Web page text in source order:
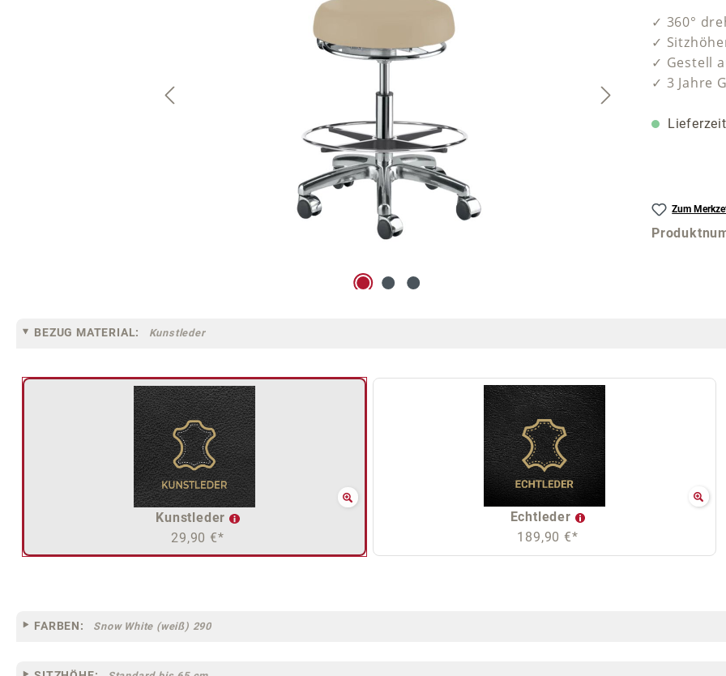
✓ 360°
✓
✓ Gestell
✓ 3 Jahre
Zum
BEZUG MATERIAL: Kunstleder
Kunstleder
29,90 €*
Echtleder
189,90 €*
FARBEN: Snow White (weiß) 290